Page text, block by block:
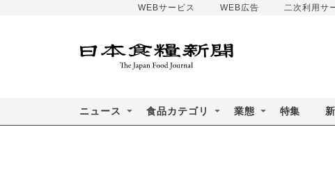
WEBサービス WEB広告 二次利用サ
ニュース 食品カテゴリ 業態 特集